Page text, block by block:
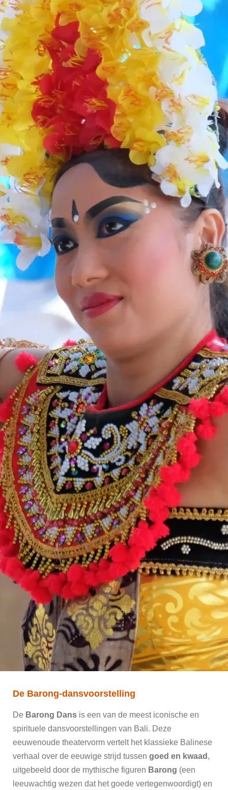
De Barong-dansvoorstelling
De Barong Dans is een van de meest iconische en
spirituele dansvoorstellingen van Bali. Deze
eeuwenoude theatervorm vertelt het klassieke Balinese
verhaal over de eeuwige strijd tussen goed en kwaad ,
uitgebeeld door de mythische figuren Barong (een
leeuwachtig wezen dat het goede vertegenwoordigt) en